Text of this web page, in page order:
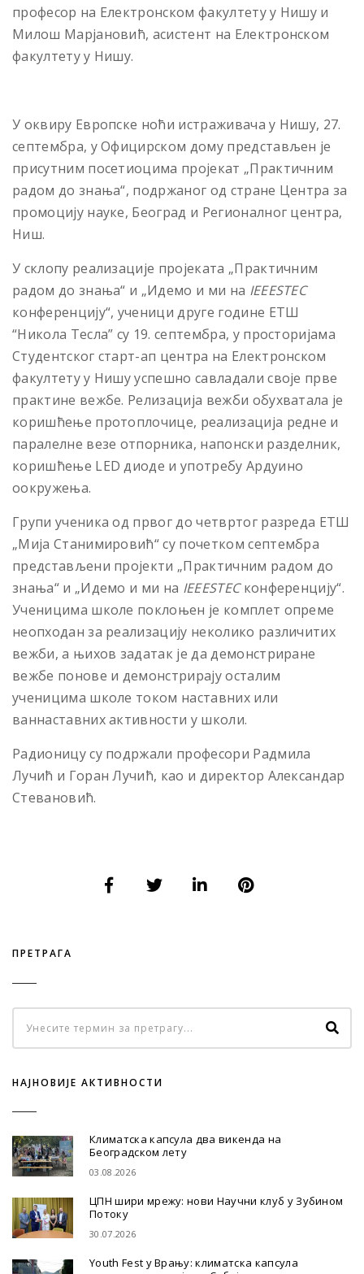
професор на Електронском факултету у Нишу и
Милош Марјановић, асистент на Електронском
факултету у Нишу.
У оквиру Европске ноћи истраживача у Нишу, 27.
септембра, у Официрском дому представљен је
присутним посетиоцима пројекат „Практичним
радом до знања“, подржаног од стране Центра за
промоцију науке, Београд и Регионалног центра,
Ниш.
У склопу реализације пројеката „Практичним
радом до знања“ и „Идемо и ми на IEEESTEC
конференцију“, ученици друге године ЕТШ
“Никола Тесла” су 19. септембра, у просторијама
Студентског старт-ап центра на Електронском
факултету у Нишу успешно савладали своје прве
практине вежбе. Релизација вежби обухватала је
коришћење протоплочице, реализација редне и
паралелне везе отпорника, напонски разделник,
коришћење LED диоде и употребу Ардуино
оокружења.
Групи ученика од првог до четвртог разреда ЕТШ
„Мија Станимировић“ су почетком септембра
представљени пројекти „Практичним радом до
знања“ и „Идемо и ми на IEEESTECконференцију“.
Ученицима школе поклоњен је комплет опреме
неопходан за реализацију неколико различитих
вежби, а њихов задатак је да демонстриране
вежбе понове и демонстрирају осталим
ученицима школе током наставних или
ваннаставних активности у школи.
Радионицу су подржали професори Радмила
Лучић и Горан Лучић, као и директор Александар
Стевановић.
ПРЕТРАГА
НАЈНОВИЈЕ АКТИВНОСТИ
Климатска капсула два викенда на
Београдском лету
03.08.2026
ЦПН шири мрежу: нови Научни клуб у Зубином
Потоку
30.07.2026
Youth Fest у Врању: климатска капсула